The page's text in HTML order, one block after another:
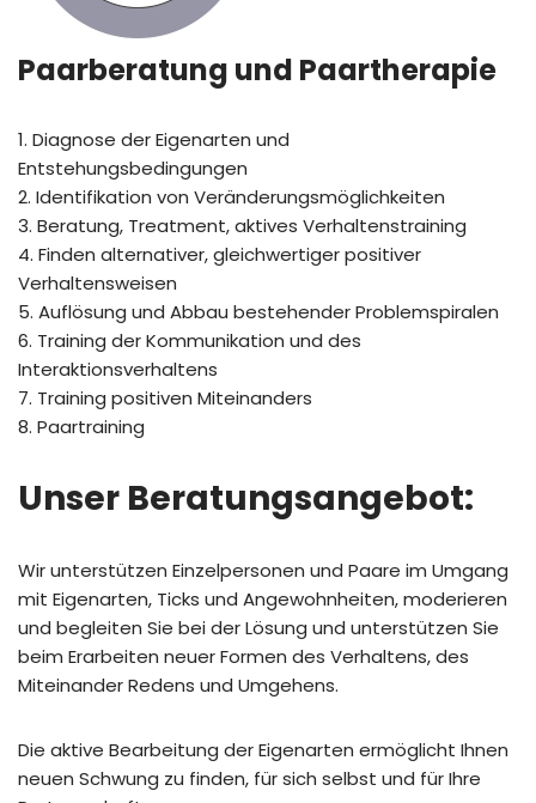
Paarberatung und Paartherapie
1. Diagnose der Eigenarten und
Entstehungsbedingungen
2. Identifikation von Veränderungsmöglichkeiten
3. Beratung, Treatment, aktives Verhaltenstraining
4. Finden alternativer, gleichwertiger positiver
Verhaltensweisen
5. Auflösung und Abbau bestehender Problemspiralen
6. Training der Kommunikation und des
Interaktionsverhaltens
7. Training positiven Miteinanders
8. Paartraining
Unser Beratungsangebot:
Wir unterstützen Einzelpersonen und Paare im Umgang
mit Eigenarten, Ticks und Angewohnheiten, moderieren
und begleiten Sie bei der Lösung und unterstützen Sie
beim Erarbeiten neuer Formen des Verhaltens, des
Miteinander Redens und Umgehens.
Die aktive Bearbeitung der Eigenarten ermöglicht Ihnen
neuen Schwung zu finden, für sich selbst und für Ihre